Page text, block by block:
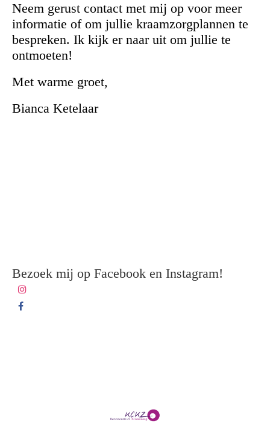
Neem gerust contact met mij op voor meer
informatie of om jullie kraamzorgplannen te
bespreken. Ik kijk er naar uit om jullie te
ontmoeten!
Met warme groet,
Bianca Ketelaar
Bezoek mij op Facebook en Instagram!